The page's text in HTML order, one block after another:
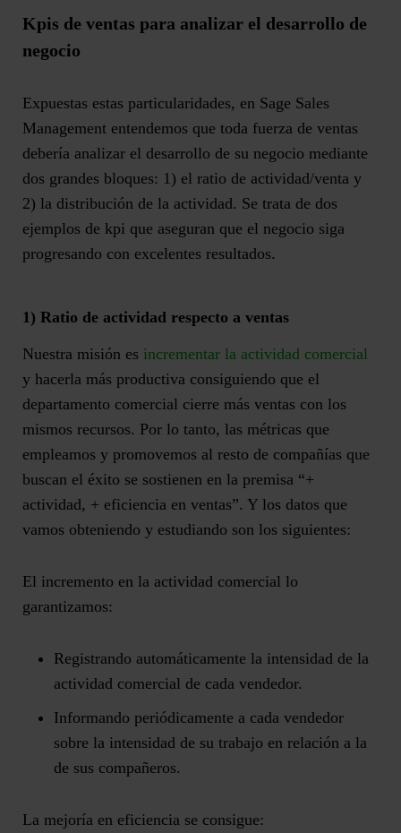
Kpis de ventas para analizar el desarrollo de
negocio
Expuestas estas particularidades, en Sage Sales
Management entendemos que toda fuerza de ventas
debería analizar el desarrollo de su negocio mediante
dos grandes bloques: 1) el ratio de actividad/venta y
2) la distribución de la actividad. Se trata de dos
ejemplos de kpi que aseguran que el negocio siga
progresando con excelentes resultados.
1) Ratio de actividad respecto a ventas
Nuestra misión es incrementar la actividad comercial
y hacerla más productiva consiguiendo que el
departamento comercial cierre más ventas con los
mismos recursos. Por lo tanto, las métricas que
empleamos y promovemos al resto de compañías que
buscan el éxito se sostienen en la premisa “+
actividad, + eficiencia en ventas”. Y los datos que
vamos obteniendo y estudiando son los siguientes:
El incremento en la actividad comercial lo
garantizamos:
Registrando automáticamente la intensidad de la
actividad comercial de cada vendedor.
Informando periódicamente a cada vendedor
sobre la intensidad de su trabajo en relación a la
de sus compañeros.
La mejoría en eficiencia se consigue: